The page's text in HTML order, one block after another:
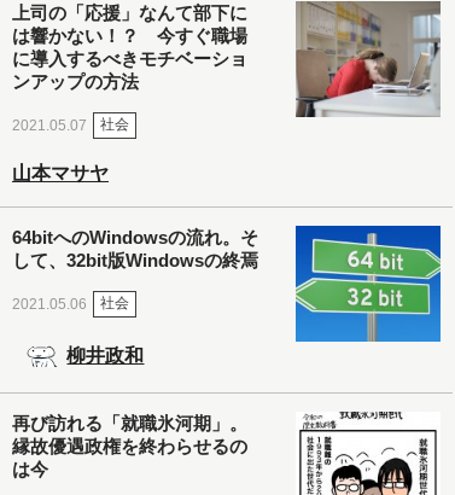
上司の「応援」なんて部下に
は響かない！？ 今すぐ職場
に導入するべきモチベーショ
ンアップの方法
2021.05.07 社会
山本マサヤ
64bitへのWindowsの流れ。そ
して、32bit版Windowsの終焉
2021.05.06 社会
柳井政和
再び訪れる「就職氷河期」。
縁故優遇政権を終わらせるの
は今